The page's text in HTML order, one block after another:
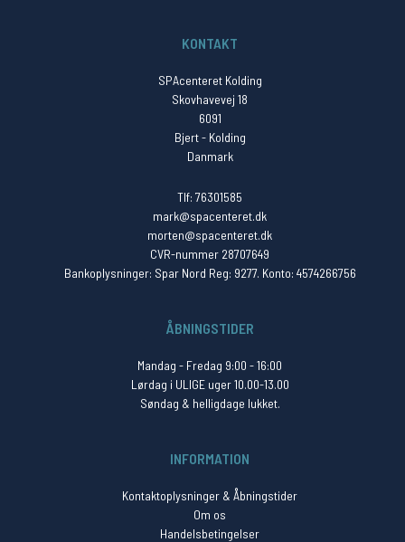
KONTAKT
SPAcenteret Kolding
Skovhavevej 18
6091
Bjert - Kolding
Danmark
Tlf: 76301585
mark@spacenteret.dk
morten@spacenteret.dk
CVR-nummer 28707649
Bankoplysninger: Spar Nord Reg: 9277. Konto: 4574266756
ÅBNINGSTIDER
Mandag - Fredag 9:00 - 16:00
Lørdag i ULIGE uger 10.00-13.00
Søndag & helligdage lukket.
INFORMATION
Kontaktoplysninger & Åbningstider
Om os
Handelsbetingelser